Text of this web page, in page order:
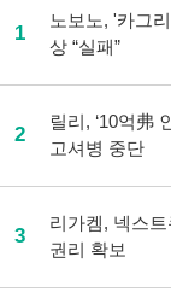
1
노보노, '카그
상 “실패”
2
릴리, ‘10억弗
고셔병 중단
3
리가켐, 넥스
권리 확보